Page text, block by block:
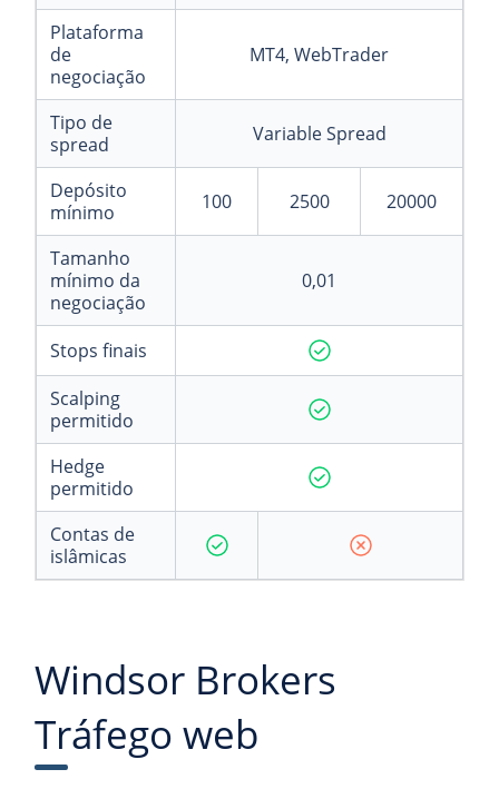
Plataforma
de
negociação
MT4, WebTrader
Tipo de
spread
Variable Spread
Depósito
mínimo
100 2500 20000
Tamanho
mínimo da
negociação
0,01
Stops finais
Scalping
permitido
Hedge
permitido
Contas de
islâmicas
Windsor Brokers
Tráfego web